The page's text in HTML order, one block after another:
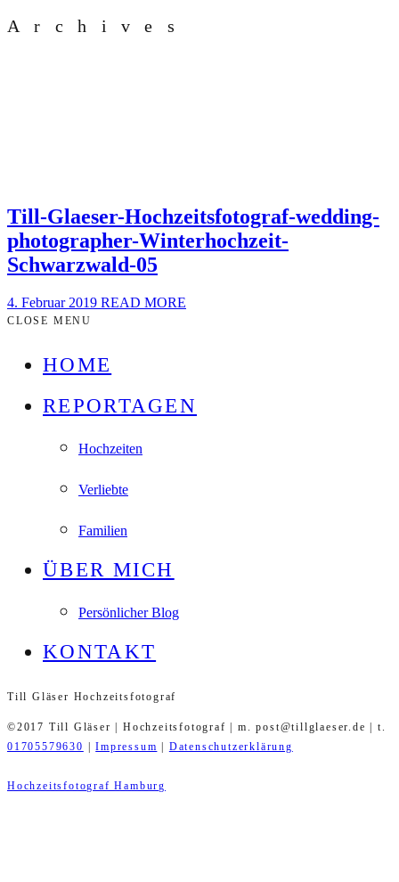
Archives
Till-Glaeser-Hochzeitsfotograf-wedding-
photographer-Winterhochzeit-
Schwarzwald-05
4. Februar 2019 READ MORE
CLOSE MENU
HOME
REPORTAGEN
Hochzeiten
Verliebte
Familien
ÜBER MICH
Persönlicher Blog
KONTAKT
Till Gläser Hochzeitsfotograf
©2017 Till Gläser | Hochzeitsfotograf | m. post@tillglaeser.de | t.
01705579630
|Impressum Datenschutzerklärung
Hochzeitsfotograf Hamburg